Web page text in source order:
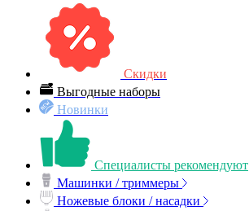
Скидки
Выгодные наборы
Новинки
Специалисты рекомендуют
Машинки / триммеры
Ножевые блоки / насадки